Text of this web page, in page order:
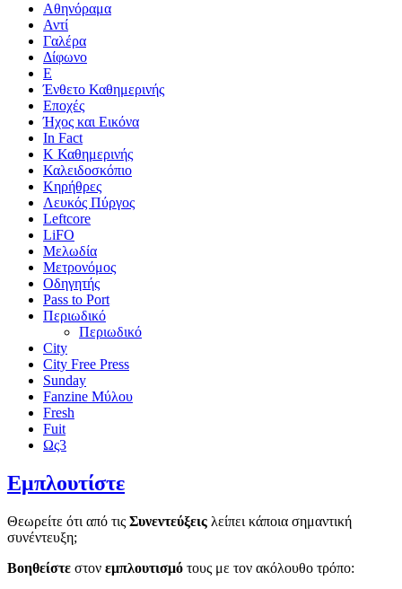
Αθηνόραμα
Αντί
Γαλέρα
Δίφωνο
Ε
Ένθετο Καθημερινής
Εποχές
Ήχος και Εικόνα
In Fact
Κ Καθημερινής
Καλειδοσκόπιο
Κηρήθρες
Λευκός Πύργος
Leftcore
LiFO
Μελωδία
Μετρονόμος
Οδηγητής
Pass to Port
Περιωδικό
Περιωδικό
City
City Free Press
Sunday
Fanzine Μύλου
Fresh
Fuit
Ως3
Εμπλουτίστε
Θεωρείτε ότι από τις Συνεντεύξεις λείπει κάποια σημαντική
συνέντευξη;
Βοηθείστε στον εμπλουτισμό τους με τον ακόλουθο τρόπο: